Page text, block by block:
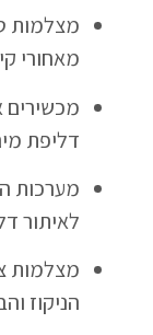
מצלמות
מאחורי
דליפת
מערכות
לאיתור
מצלמות
הניקוז